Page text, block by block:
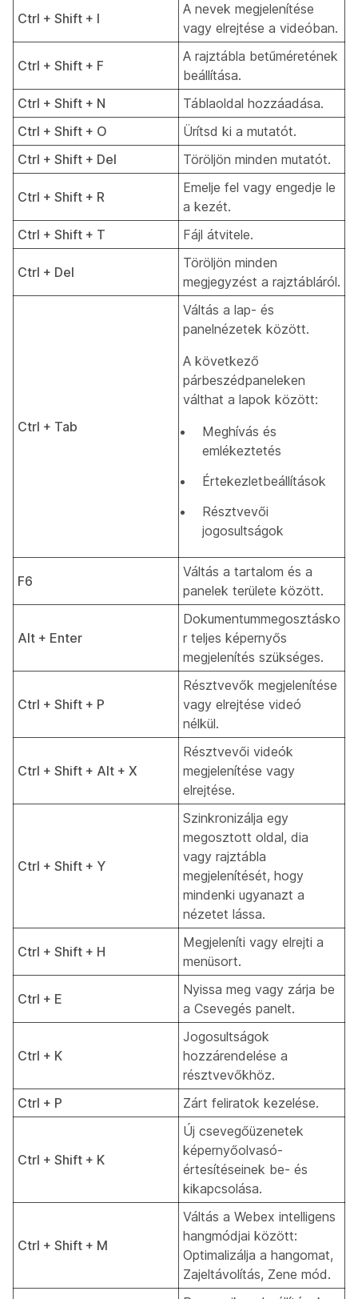
Ctrl + Shift + I
A nevek megjelenítése
vagy elrejtése a videóban.
Ctrl + Shift + F
A rajztábla betűméretének
beállítása.
Ctrl + Shift + N
Táblaoldal hozzáadása.
Ctrl + Shift + O
Ürítsd ki a mutatót.
Ctrl + Shift + Del
Töröljön minden mutatót.
Ctrl + Shift + R
Emelje fel vagy engedje le
a kezét.
Ctrl + Shift + T
Fájl átvitele.
Ctrl + Del
Töröljön minden
megjegyzést a rajztábláról.
Ctrl + Tab
Váltás a lap- és
panelnézetek között.
A következő
párbeszédpaneleken
válthat a lapok között:
Meghívás és
emlékeztetés
Értekezletbeállítások
Résztvevői
jogosultságok
F6
Váltás a tartalom és a
panelek területe között.
Alt + Enter
Dokumentummegosztásko
r teljes képernyős
megjelenítés szükséges.
Ctrl + Shift + P
Résztvevők megjelenítése
vagy elrejtése videó
nélkül.
Ctrl + Shift + Alt + X
Résztvevői videók
megjelenítése vagy
elrejtése.
Ctrl + Shift + Y
Szinkronizálja egy
megosztott oldal, dia
vagy rajztábla
megjelenítését, hogy
mindenki ugyanazt a
nézetet lássa.
Ctrl + Shift + H
Megjeleníti vagy elrejti a
menüsort.
Ctrl + E
Nyissa meg vagy zárja be
a Csevegés panelt.
Ctrl + K
Jogosultságok
hozzárendelése a
résztvevőkhöz.
Ctrl + P
Zárt feliratok kezelése.
Ctrl + Shift + K
Új csevegőüzenetek
képernyőolvasó-
értesítéseinek be- és
kikapcsolása.
Ctrl + Shift + M
Váltás a Webex intelligens
hangmódjai között:
Optimalizálja a hangomat,
Zajeltávolítás, Zene mód.